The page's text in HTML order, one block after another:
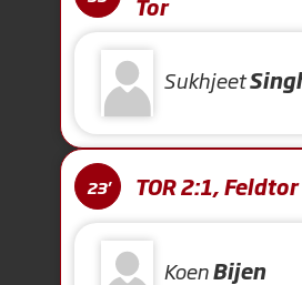
Tor
Sukhjeet
23' TOR 2:1, Feldtor
KoenBijen